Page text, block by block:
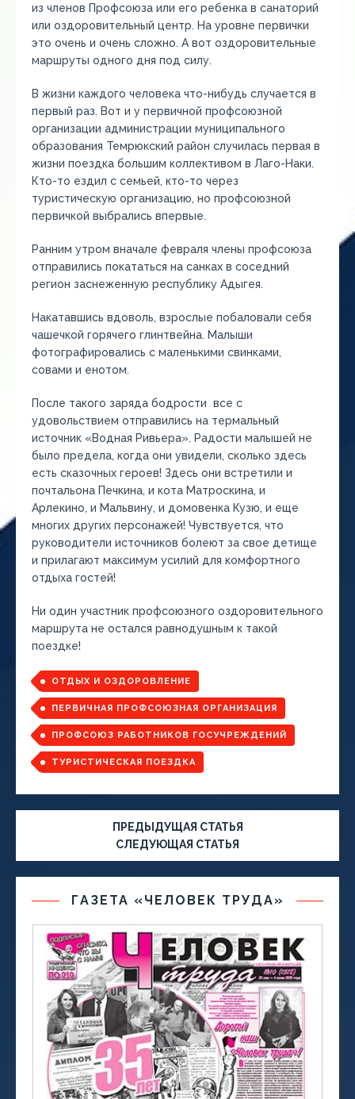
из членов Профсоюза или его ребенка в санаторий
или оздоровительный центр. На уровне первички
это очень и очень сложно. А вот оздоровительные
маршруты одного дня под силу.
В жизни каждого человека что-нибудь случается в
первый раз. Вот и у первичной профсоюзной
организации администрации муниципального
образования Темрюкский район случилась первая в
жизни поездка большим коллективом в Лаго-Наки.
Кто-то ездил с семьей, кто-то через
туристическую организацию, но профсоюзной
первичкой выбрались впервые.
Ранним утром вначале февраля члены профсоюза
отправились покататься на санках в соседний
регион заснеженную республику Адыгея.
Накатавшись вдоволь, взрослые побаловали себя
чашечкой горячего глинтвейна. Малыши
фотографировались с маленькими свинками,
совами и енотом.
После такого заряда бодрости все с
удовольствием отправились на термальный
источник «Водная Ривьера». Радости малышей не
было предела, когда они увидели, сколько здесь
есть сказочных героев! Здесь они встретили и
почтальона Печкина, и кота Матроскина, и
Арлекино, и Мальвину, и домовенка Кузю, и еще
многих других персонажей! Чувствуется, что
руководители источников болеют за свое детище
и прилагают максимум усилий для комфортного
отдыха гостей!
Ни один участник профсоюзного оздоровительного
маршрута не остался равнодушным к такой
поездке!
ОТДЫХ И ОЗДОРОВЛЕНИЕ
ПЕРВИЧНАЯ ПРОФСОЮЗНАЯ ОРГАНИЗАЦИЯ
ПРОФСОЮЗ РАБОТНИКОВ ГОСУЧРЕЖДЕНИЙ
ТУРИСТИЧЕСКАЯ ПОЕЗДКА
ПРЕДЫДУЩАЯ СТАТЬЯ
СЛЕДУЮЩАЯ СТАТЬЯ
ГАЗЕТА «ЧЕЛОВЕК ТРУДА»